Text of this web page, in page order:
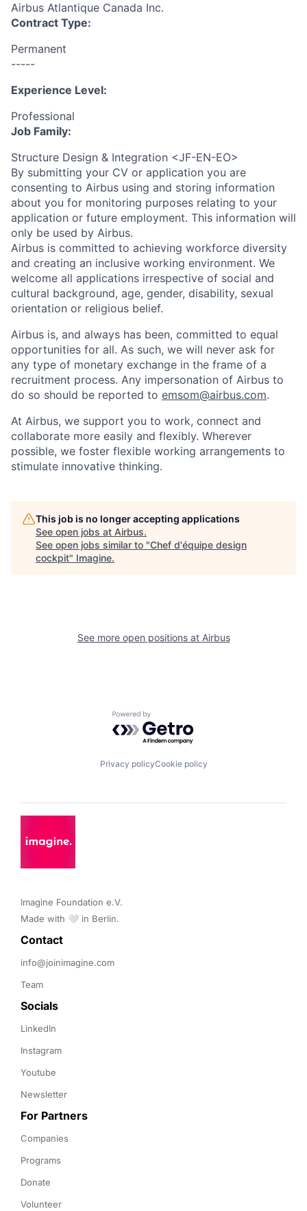
Airbus Atlantique Canada Inc.
Contract Type:
Permanent
-----
Experience Level:
Professional
Job Family:
Structure Design & Integration <JF-EN-EO>
By submitting your CV or application you are
consenting to Airbus using and storing information
about you for monitoring purposes relating to your
application or future employment. This information will
only be used by Airbus.
Airbus is committed to achieving workforce diversity
and creating an inclusive working environment. We
welcome all applications irrespective of social and
cultural background, age, gender, disability, sexual
orientation or religious belief.
Airbus is, and always has been, committed to equal
opportunities for all. As such, we will never ask for
any type of monetary exchange in the frame of a
recruitment process. Any impersonation of Airbus to
do so should be reported to emsom@airbus.com.
At Airbus, we support you to work, connect and
collaborate more easily and flexibly. Wherever
possible, we foster flexible working arrangements to
stimulate innovative thinking.
This job is no longer accepting applications
See open jobs at Airbus.
See open jobs similar to "Chef d'équipe design
cockpit" Imagine.
See more open positions at Airbus
Powered by Getro.com
Privacy policyCookie policy
Imagine Foundation e.V.
Made with 🤍 in Berlin.
Contact
info@joinimagine.com
Team
Socials
LinkedIn
Instagram
Youtube
Newsletter
For Partners
Companies
Programs
Donate
Volunteer